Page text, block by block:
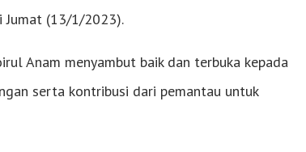
Jumat (13/1/2023).
Anam menyambut baik dan terbuka kepada
serta kontribusi dari pemantau untuk